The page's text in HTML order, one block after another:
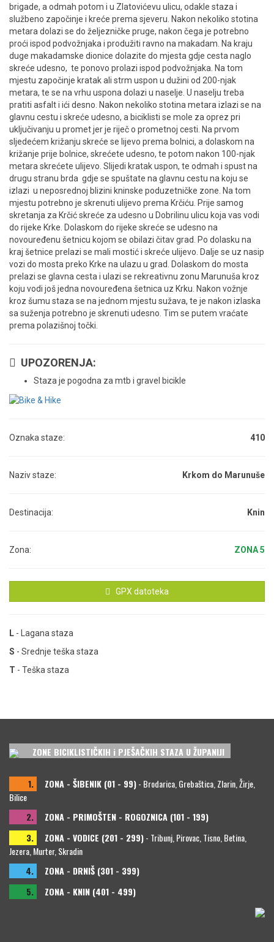
brigade, a odmah potom i u Zlatovićevu ulicu, odakle staza i
službeno započinje i kreće prema sjeveru. Nakon nekoliko stotina
metara dolazi se do željezničke pruge, nakon čega je potrebno
proći ispod podvožnjaka i produžiti ravno na makadam. Na kraju
duge makadamske dionice dolazite do mjesta gdje cesta naglo
skreće udesno, te ponovo prolazi ispod podvožnjaka. Na tom
mjestu započinje kratak ali strm uspon u dužini od 200-njak
metara, te se na vrhu uspona dolazi u naselje. U naselju treba
pratiti asfalt i ići desno. Nakon nekoliko stotina metara izlazi se na
glavnu cestu i skreće udesno, a biciklisti se mole za oprez pri
uključivanju u promet jer je riječ o prometnoj cesti. Na prvom
sljedećem križanju skreće se lijevo prema bolnici, a dolaskom na
križanje prije bolnice, skrećete udesno, te potom nakon 100-njak
metara skrećete ulijevo. Slijedi kratak uspon, te odmah i spust na
drugu stranu brda gdje se spuštate na glavnu cestu na koju se
izlazi u neposrednoj blizini kninske poduzetničke zone. Na tom
mjestu potrebno je skrenuti ulijevo prema Krčiću. Prije samog
skretanja za Krčić skreće za udesno u Dobrilinu ulicu koja vas vodi
do rijeke Krke. Dolaskom do rijeke skreće se udesno na
novouređenu šetnicu kojom se obilazi čitav grad. Po dolasku na
kraj šetnice prelazi se mali mostić i skreće ulijevo. Dalje se uz nasip
vozi do mosta preko Krke na ulazu u grad. Dolaskom do mosta
prelazi se glavna cesta i ulazi se rekreativnu zonu Marunuša kroz
koju vodi još jedna novouređena šetnica uz Krku. Nakon vožnje
kroz šumu staza se na jednom mjestu sužava, te je nakon izlaska
sa suženja potrebno je skrenuti udesno. Tim se putem vraćate
prema polazišnoj točki.
UPOZORENJA:
Staza je pogodna za mtb i gravel bicikle
Oznaka staze: 410
Naziv staze: Krkom do Marunuše
Destinacija: Knin
Zona: ZONA 5
GPX datoteka
L - Lagana staza
S - Srednje teška staza
T - Teška staza
ZONE BICIKLISTIČKIH i PJEŠAČKIH STAZA U ŽUPANIJI
1. ZONA - ŠIBENIK (01 - 99)- Brodarica, Grebaštica, Zlarin, Žirje,
Bilice
2.
ZONA - PRIMOŠTEN - ROGOZNICA (101 - 199)
3.
ZONA - VODICE (201 - 299)- Tribunj, Pirovac, Tisno, Betina,
Jezera, Murter, Skradin
4.
ZONA - DRNIŠ (301 - 399)
5.
ZONA - KNIN (401 - 499)